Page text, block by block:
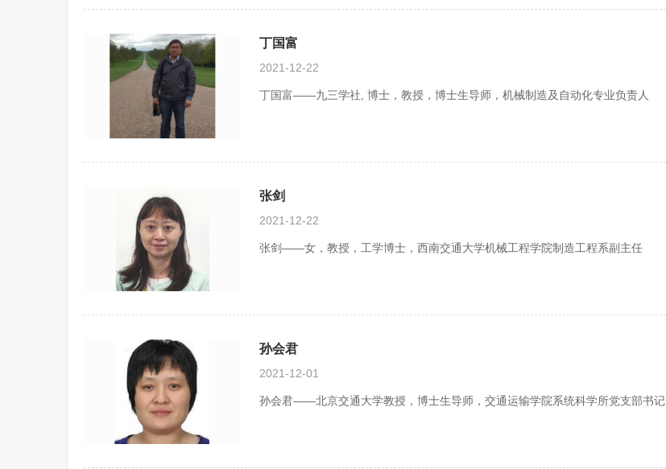
丁国富
2021-12-22
丁国富——九三学社, 博士，教授，博士生导师，机械制造及自动化专业负责人
张剑
2021-12-22
张剑——女，教授，工学博士，西南交通大学机械工程学院制造工程系副主任
孙会君
2021-12-01
孙会君——北京交通大学教授，博士生导师，交通运输学院系统科学所党支部书记